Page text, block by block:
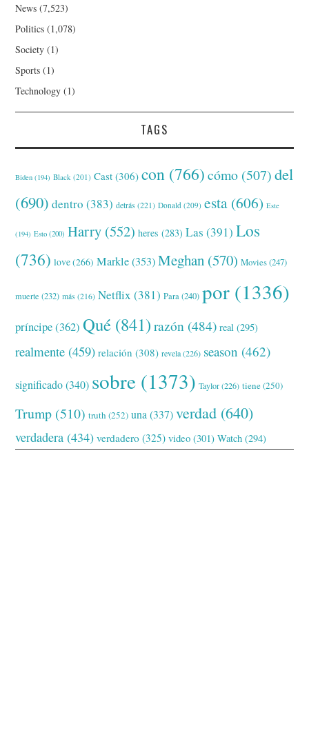
News (7,523)
Politics (1,078)
Society (1)
Sports (1)
Technology (1)
TAGS
Biden (194) Black (201) Cast (306) con (766) cómo (507) del
(690) dentro (383) detrás (221) Donald (209) esta (606) Este
(194) Esto (200) Harry (552) heres (283) Las (391) Los
(736) love(266) Markle(353) Meghan (570) Movies(247)
muerte (232) más (216) Netflix (381) Para(240) por (1336)
príncipe(362) Qué (841) razón (484) real (295)
realmente (459) relación (308) revela(226) season (462)
significado(340) sobre (1373) Taylor(226) tiene(250)
Trump (510) truth (252) una (337) verdad (640)
verdadera (434) verdadero (325) video (301) Watch (294)